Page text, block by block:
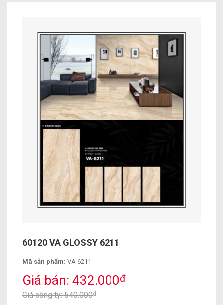
60120 VA GLOSSY 6211
Mã sản phẩm: VA 6211
Giá bán: 432.000đ
Giá công ty: 540.000đ